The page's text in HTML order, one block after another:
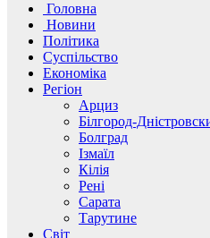
Головна
Новини
Політика
Суспільство
Економіка
Регіон
Арциз
Білгород-
Болград
Ізмаїл
Кілія
Рені
Сарата
Тарутине
Світ